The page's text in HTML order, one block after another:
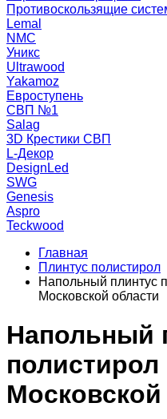
Противоскользящие
Lemal
NMC
Уникс
Ultrawood
Yakamoz
Евроступень
СВП №1
Salag
3D Крестики СВП
L-Декор
DesignLed
SWG
Genesis
Aspro
Teckwood
Главная
Плинтус полистирол
Напольный плинтус
Московской области
Напольный
Московской